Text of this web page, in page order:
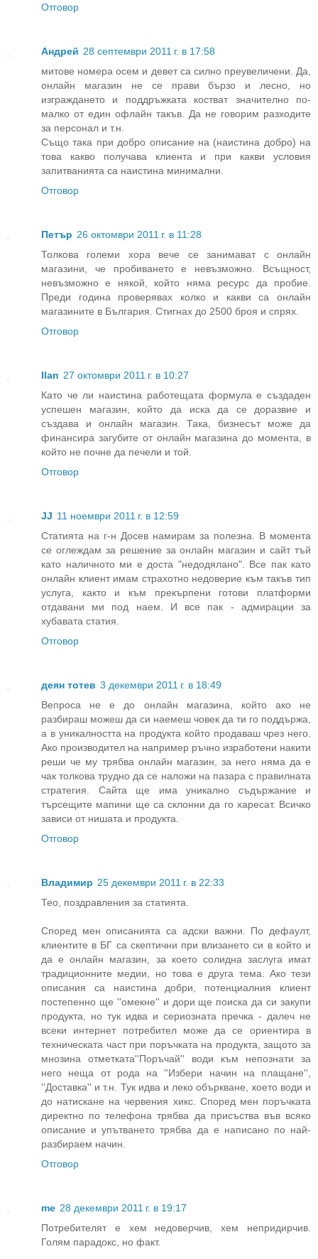
Отговор
Андрей 28 септември 2011 г. в 17:58
митове номера осем и девет са силно преувеличени. Да,
онлайн магазин не се прави бързо и лесно, но
изграждането и поддръжката костват значително по-
малко от един офлайн такъв. Да не говорим разходите
за персонал и т.н.
Също така при добро описание на (наистина добро) на
това какво получава клиента и при какви условия
запитванията са наистина минимални.
Отговор
Петър 26 октомври 2011 г. в 11:28
Толкова големи хора вече се занимават с онлайн
магазини, че пробиването е невъзможно. Всъщност,
невъзможно е някой, който няма ресурс да пробие.
Преди година проверявах колко и какви са онлайн
магазините в България. Стигнах до 2500 броя и спрях.
Отговор
Ilan 27 октомври 2011 г. в 10:27
Като че ли наистина работещата формула е създаден
успешен магазин, който да иска да се доразвие и
създава и онлайн магазин. Така, бизнесът може да
финансира загубите от онлайн магазина до момента, в
който не почне да печели и той.
Отговор
JJ 11 ноември 2011 г. в 12:59
Статията на г-н Досев намирам за полезна. В момента
се оглеждам за решение за онлайн магазин и сайт тъй
като наличното ми е доста "недодялано". Все пак като
онлайн клиент имам страхотно недоверие към такъв тип
услуга, както и към прекърпени готови платформи
отдавани ми под наем. И все пак - адмирации за
хубавата статия.
Отговор
деян тотев 3 декември 2011 г. в 18:49
Вепроса не е до онлайн магазина, който ако не
разбираш можеш да си наемеш човек да ти го поддържа,
а в уникалността на продукта който продаваш чрез него.
Ако производител на например ръчно изработени накити
реши че му трябва онлайн магазин, за него няма да е
чак толкова трудно да се наложи на пазара с правилната
стратегия. Сайта ще има уникално съдържание и
търсещите мапини ще са склонни да го харесат. Всичко
зависи от нишата и продукта.
Отговор
Владимир 25 декември 2011 г. в 22:33
Тео, поздравления за статията.
Според мен описанията са адски важни. По дефаулт,
клиентите в БГ са скептични при влизането си в който и
да е онлайн магазин, за което солидна заслуга имат
традиционните медии, но това е друга тема. Ако тези
описания са наистина добри, потенциалния клиент
постепенно ще ''омекне'' и дори ще поиска да си закупи
продукта, но тук идва и сериозната пречка - далеч не
всеки интернет потребител може да се ориентира в
техническата част при поръчката на продукта, защото за
мнозина отметката''Поръчай'' води към непознати за
него неща от рода на ''Избери начин на плащане'',
''Доставка'' и т.н. Тук идва и леко объркване, което води и
до натискане на червения хикс. Според мен поръчката
директно по телефона трябва да присъства във всяко
описание и упътването трябва да е написано по най-
разбираем начин.
Отговор
me 28 декември 2011 г. в 19:17
Потребителят е хем недоверчив, хем непридирчив.
Голям парадокс, но факт.